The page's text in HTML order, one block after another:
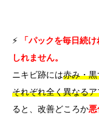
⚡
「パックを毎日続
しれません。
ニキビ跡には赤み・
それぞれ全く異なる
ると、改善どころか